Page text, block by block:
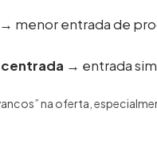
→ menor entrada de
→ entrada
na oferta,